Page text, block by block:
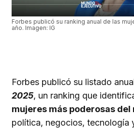
Forbes publicó su ranking anual de las
año. Imagen: IG
Forbes publicó su listado
2025, un ranking que
mujeres más poderosas del
política, negocios, tecnología